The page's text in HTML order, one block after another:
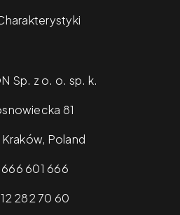
Sp. z o. o. sp. k.
81
Poland
601 666
282 70 60